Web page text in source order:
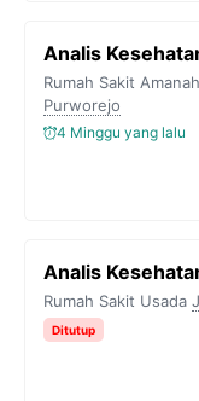
Analis
Rumah Sakit
Purworejo
4 Minggu yang lalu
Analis
Rumah Sakit Usada
Ditutup